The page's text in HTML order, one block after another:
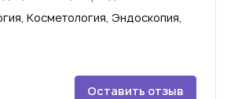
Косметология, Эндоскопия,
Оставить отзыв